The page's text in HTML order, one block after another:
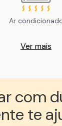
Ar
Ver mais
com
te